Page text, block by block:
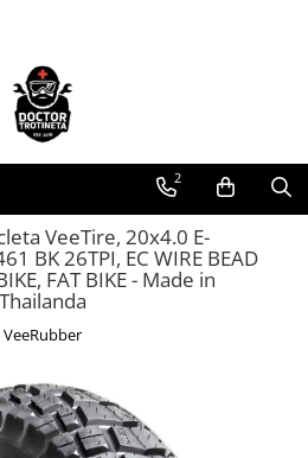
electrica
2
VeeTire, 20x4.0 E-
BK 26TPI, EC WIRE BEAD
FAT BIKE - Made in
Thailanda
VeeRubber